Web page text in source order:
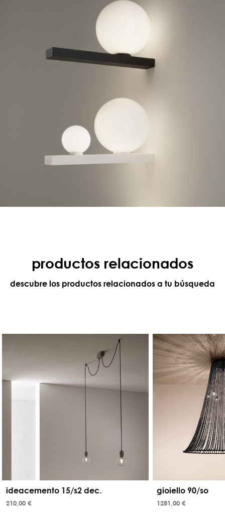
productos relacionados
descubre los productos relacionados a tu búsqueda
ideacemento 15/s2 dec.
210,00 €
gioiello 90/so
1281,00 €